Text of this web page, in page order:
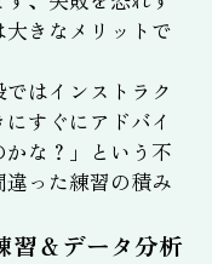
きなメリットで
はインストラク
すぐにアドバイ
な？」という不
った練習の積み
習＆データ分析